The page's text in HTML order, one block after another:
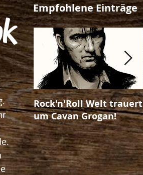
Empfohlene Einträge
Rock'n'Roll Welt trauert
um Cavan Grogan!